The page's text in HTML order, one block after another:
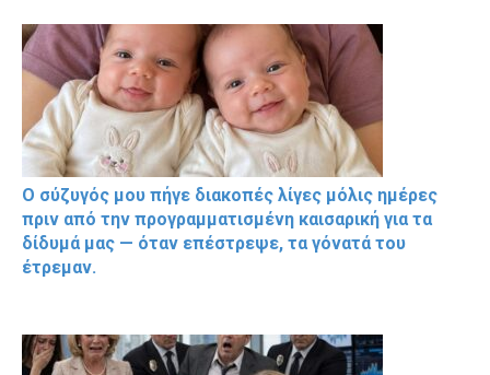
Ο σύζυγός μου πήγε διακοπές λίγες μόλις ημέρες
πριν από την προγραμματισμένη καισαρική για τα
δίδυμά μας — όταν επέστρεψε, τα γόνατά του
έτρεμαν.